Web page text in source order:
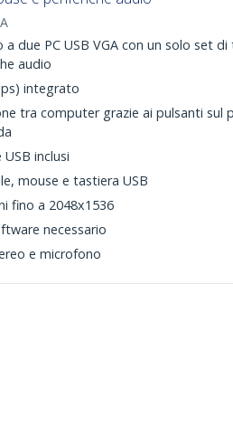
a due PC USB VGA con un solo set
audio
integrato
tra computer grazie ai pulsanti sul
inclusi
mouse e tastiera USB
fino a 2048x1536
necessario
e microfono